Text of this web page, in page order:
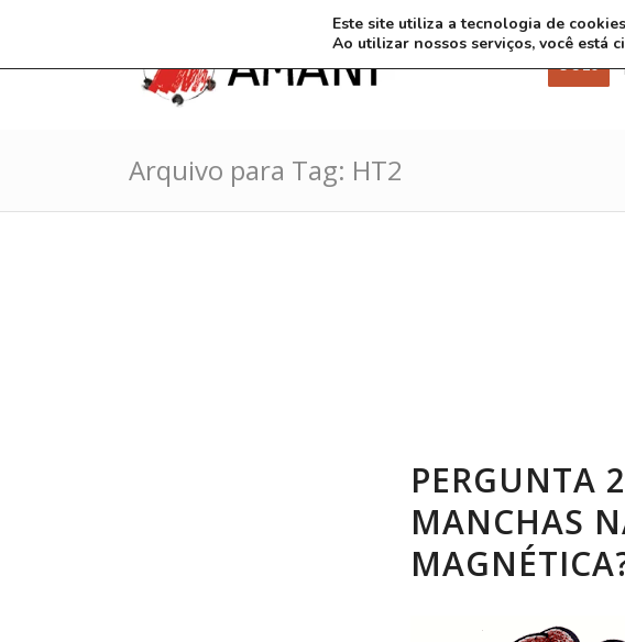
3 8 26
Arquivo para Tag: HT2
PERGUNTA
MANCHAS
Este site utiliza a tecnologia de
Ao utilizar nossos serviços, você está